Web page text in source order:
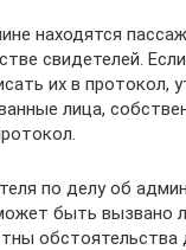
находятся
свидетелей.
их в протокол,
лица,
по делу об
быть вызвано
обстоятельства